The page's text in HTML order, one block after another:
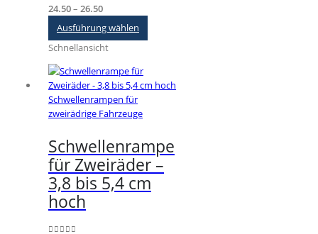
24.50– 26.50Preisspanne:
€24.50
bis
€26.50
Ausführung wählen
Varianten
auf.
auf
der
Produktseite
gewählt
Schnellansicht
Schwellenrampen für
zweirädrige Fahrzeuge
Schwellenrampe
für Zweiräder –
3,8 bis 5,4 cm
hoch